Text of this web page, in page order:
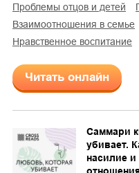
проблемы отцов и детей
взаимоотношения в семье
нравственное воспитание
Читать онлайн
Саммари
убивает.
насилие